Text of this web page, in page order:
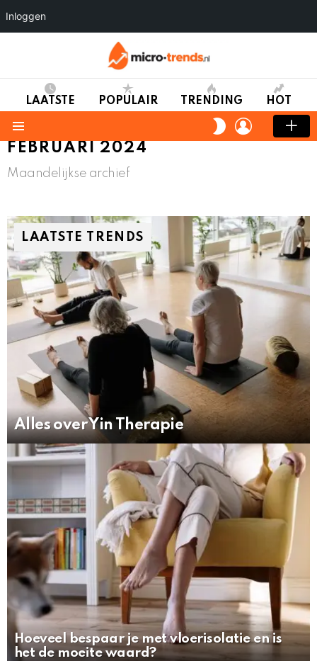
LAATSTE POPULAIR TRENDING HOT
SWITCH
SKIN
LOGIN
FEBRUARI 2024
Maandelijkse archief
LAATSTE TRENDS
Alles over Yin Therapie
Hoeveel bespaar je met vloerisolatie en is
het de moeite waard?
Inloggen